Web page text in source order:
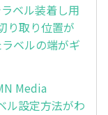
ベル装着し用
り取り位置が
ベルの端がギ
Media
ル設定方法がわ